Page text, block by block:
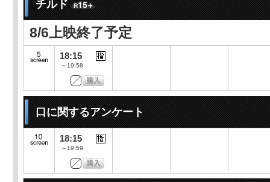
チルド
8/6上映終了予定
18:15
～19:58
口に関するアンケート
18:15
～19:59